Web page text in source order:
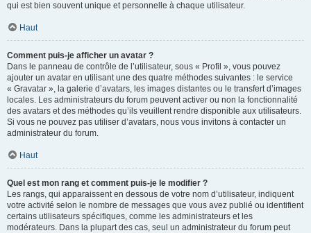
qui est bien souvent unique et personnelle à chaque utilisateur.
Haut
Comment puis-je afficher un avatar ?
Dans le panneau de contrôle de l’utilisateur, sous « Profil », vous pouvez
ajouter un avatar en utilisant une des quatre méthodes suivantes : le service
« Gravatar », la galerie d’avatars, les images distantes ou le transfert d’images
locales. Les administrateurs du forum peuvent activer ou non la fonctionnalité
des avatars et des méthodes qu’ils veuillent rendre disponible aux utilisateurs.
Si vous ne pouvez pas utiliser d’avatars, nous vous invitons à contacter un
administrateur du forum.
Haut
Quel est mon rang et comment puis-je le modifier ?
Les rangs, qui apparaissent en dessous de votre nom d’utilisateur, indiquent
votre activité selon le nombre de messages que vous avez publié ou identifient
certains utilisateurs spécifiques, comme les administrateurs et les
modérateurs. Dans la plupart des cas, seul un administrateur du forum peut